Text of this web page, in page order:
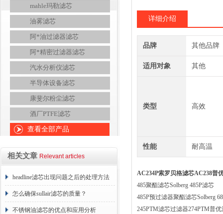
mahle玛勒滤芯
油雾滤芯
阿*油过滤器滤芯
阿*精密过滤器滤芯
汽水分析仪滤芯
半导体设备滤芯
康斐尔粉尘滤芯
酒厂PTFE滤芯
查看全部产品
相关文章 Relevant articles
headline滤芯出现问题之后的处理方法
分享
怎么确保sullair滤芯的质量？
不锈钢油滤芯的优点和应用分析
详细介绍
品牌 其他品牌
适用对象 其他
类型 高效
性能 耐高温
AC234P索罗贝格滤芯AC238普
485聚酯滤芯Solberg 485P滤芯
485P预过滤器聚酯滤芯Solberg
245PTM滤芯过滤器274PTM普优